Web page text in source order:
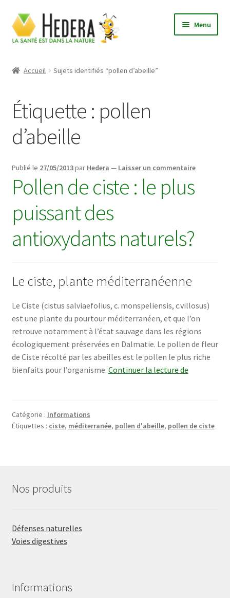
Aller
à
la
Aller
au
contenu
Menu
Boutique
Conditions Générales de Vente
Contactez-nous
Le laboratoire Hedera
Mon compte
Déconnexion
Plan du site
Procéder à l’achat
Questions fréquentes
Accueil Sujets identifiés “pollen d’abeille”
Étiquette : pollen
d’abeille
Publié le 27/05/2013par Hedera — Laisser un commentaire
Pollen de ciste : le plus
puissant des
antioxydants naturels?
Le ciste, plante méditerranéenne
Le Ciste (cistus salviaefolius, c. monspeliensis, c.villosus)
est une plante du pourtour méditerranéen, et que l’on
retrouve notamment à l’état sauvage dans les régions
écologiquement préservées en Dalmatie. Le pollen de fleur
de Ciste récolté par les abeilles est le pollen le plus riche
bienfaits pour l’organisme. Continuer la lecture dePollen
le
Catégorie : Informations
Étiquettes : ciste, méditerranée, pollen d'abeille, pollen de ciste
Nos produits
Défenses naturelles
Voies digestives
Informations